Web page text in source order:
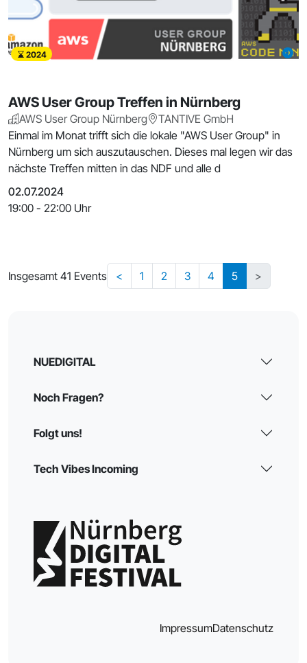
2024
AWS User Group Treffen in Nürnberg
AWS User Group Nürnberg
TANTIVE GmbH
Einmal im Monat trifft sich die lokale "AWS User Group" in
Nürnberg um sich auszutauschen. Dieses mal legen wir das
nächste Treffen mitten in das NDF und alle d
02.07.2024
19:00 - 22:00 Uhr
Insgesamt 41 Events < 1 2 3 4 5 >
NUEDIGITAL
Noch Fragen?
Folgt uns!
Tech Vibes Incoming
ImpressumDatenschutz